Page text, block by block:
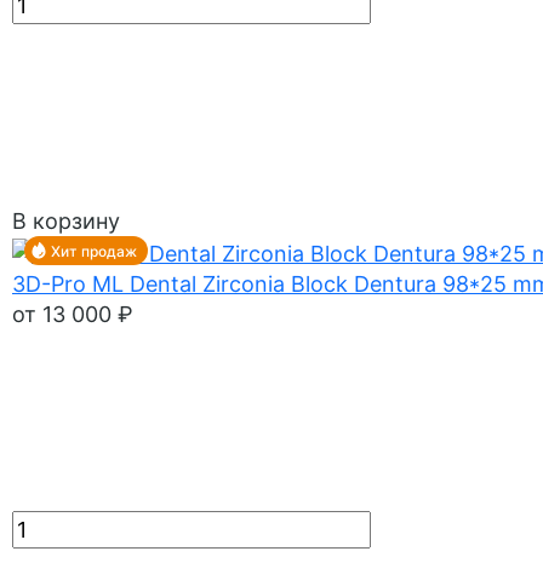
В корзину
Хит продаж
3D-Pro ML Dental Zirconia Block Dentura 98*25
от 13 000 ₽